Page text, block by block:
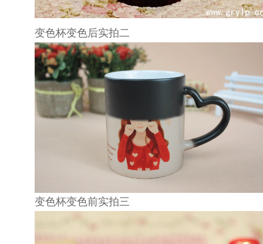
变色杯变色后实拍二
变色杯变色前实拍三